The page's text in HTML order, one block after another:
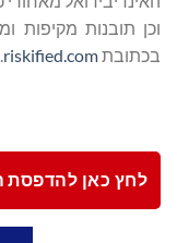
וכן תובנות מקיפות
בכתובתriskified.com
לחץ כאן